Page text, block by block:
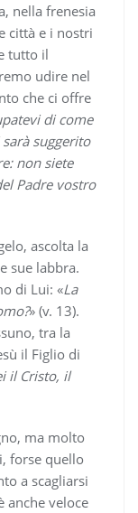
nella frenesia
città e i nostri
tutto il
udire nel
che ci offre
di come
suggerito
non siete
Padre vostro
ascolta la
sue labbra.
di Lui: «La
» (v. 13).
tra la
il Figlio di
il Cristo, il
ma molto
forse quello
a scagliarsi
anche veloce